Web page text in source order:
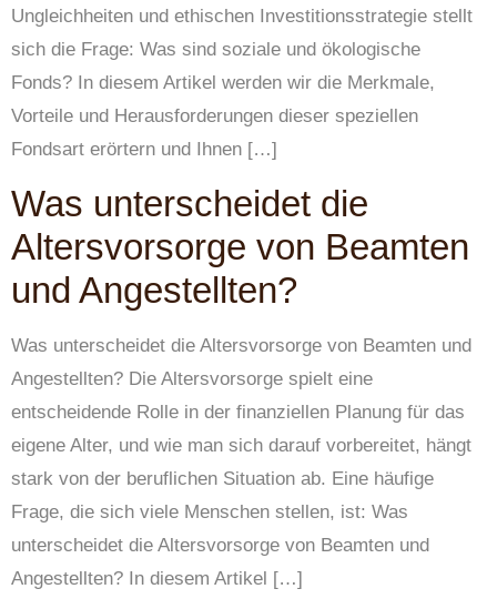
Ungleichheiten und ethischen Investitionsstrategie stellt
sich die Frage: Was sind soziale und ökologische
Fonds? In diesem Artikel werden wir die Merkmale,
Vorteile und Herausforderungen dieser speziellen
Fondsart erörtern und Ihnen […]
Was unterscheidet die
Altersvorsorge von Beamten
und Angestellten?
Was unterscheidet die Altersvorsorge von Beamten und
Angestellten? Die Altersvorsorge spielt eine
entscheidende Rolle in der finanziellen Planung für das
eigene Alter, und wie man sich darauf vorbereitet, hängt
stark von der beruflichen Situation ab. Eine häufige
Frage, die sich viele Menschen stellen, ist: Was
unterscheidet die Altersvorsorge von Beamten und
Angestellten? In diesem Artikel […]